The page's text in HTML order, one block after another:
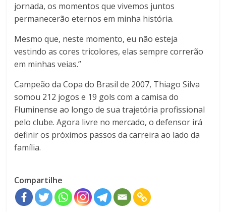
jornada, os momentos que vivemos juntos
permanecerão eternos em minha história.
Mesmo que, neste momento, eu não esteja
vestindo as cores tricolores, elas sempre correrão
em minhas veias.”
Campeão da Copa do Brasil de 2007, Thiago Silva
somou 212 jogos e 19 gols com a camisa do
Fluminense ao longo de sua trajetória profissional
pelo clube. Agora livre no mercado, o defensor irá
definir os próximos passos da carreira ao lado da
família.
Compartilhe